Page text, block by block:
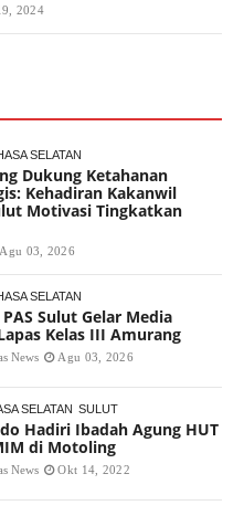
2024
SELATAN
Dukung Ketahanan
Kehadiran Kakanwil
Motivasi Tingkatkan
Agu 03, 2026
SELATAN
Sulut Gelar Media
Kelas III Amurang
News Agu 03, 2026
SELATAN SULUT
Hadiri Ibadah Agung HUT
di Motoling
News Okt 14, 2022